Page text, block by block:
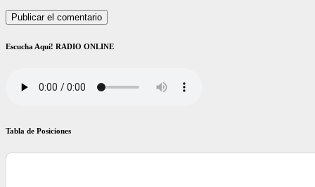
Escucha Aquí! RADIO ONLINE
Tabla de Posiciones